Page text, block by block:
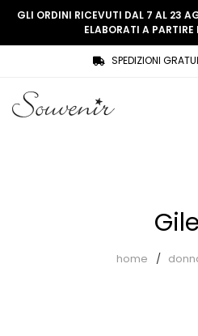
SHOP
Souvenir Privée
COLLEZIONE
THREE WOMEN, ONE MEMORY
GLI ORDINI RICEVUTI DAL 7 AL 23
ELABORATI A
SPEDIZIONI
home